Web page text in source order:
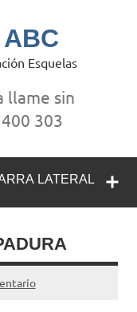
Esquelas
llame sin
303
LATERAL